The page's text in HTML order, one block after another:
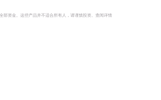
资金。这些产品并不适合所有人，请谨慎投资。 查阅详情